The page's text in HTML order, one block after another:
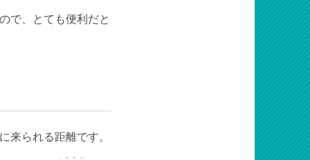
で、とても便利だと
来られる距離です。